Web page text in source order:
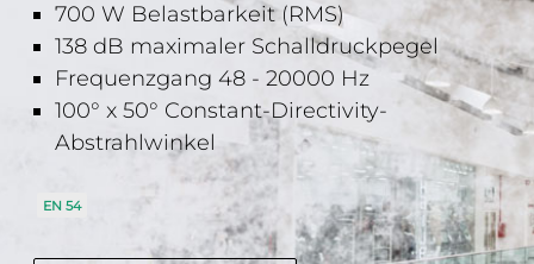
700 W Belastbarkeit (RMS)
138 dB maximaler Schalldruckpegel
Frequenzgang 48 - 20000 Hz
100° x 50° Constant-Directivity-
Abstrahlwinkel
EN 54